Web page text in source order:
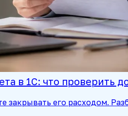
в 1С: что проверить
его расходом.